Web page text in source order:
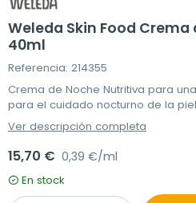
Weleda Skin Food
40ml
Referencia: 214355
Crema de Noche Nutritiva para
para el cuidado nocturno de la
Ver descripción completa
15,70 € 0,39 €/ml
En stock